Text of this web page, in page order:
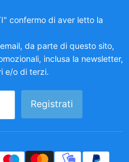
confermo di aver letto la
da parte di questo sito,
inclusa la newsletter,
e/o di terzi.
Registrati